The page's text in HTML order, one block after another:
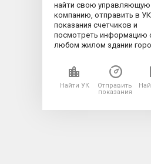
найти свою управляющую
компанию, отправить в УК
показания счетчиков и
посмотреть информацию
любом жилом здании
Найти УК
Отправить
показания